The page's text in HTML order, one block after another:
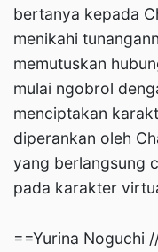
bertanya kepada
menikahi
memutuskan
mulai ngobrol
menciptakan
diperankan oleh
yang berlangsung
pada karakter
==Yurina Noguchi